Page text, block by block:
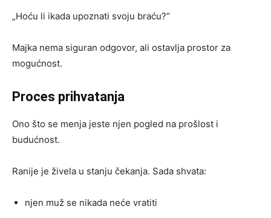
„Hoću li ikada upoznati svoju braću?“
Majka nema siguran odgovor, ali ostavlja prostor za
mogućnost.
Proces prihvatanja
Ono što se menja jeste njen pogled na prošlost i
budućnost.
Ranije je živela u stanju čekanja. Sada shvata:
njen muž se nikada neće vratiti